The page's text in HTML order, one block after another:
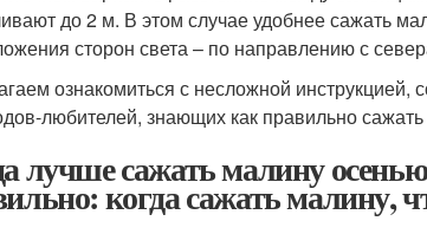
до 2 м. В этом случае удобнее сажать
сторон света – по направлению с
ознакомиться с несложной инструкцией,
любителей, знающих как правильно
лучше сажать малину
когда сажать малину,